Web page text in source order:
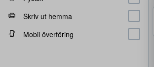
Skriv ut hemma
Mobil överföring